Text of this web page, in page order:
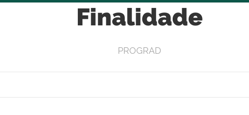
Finalidade
PROGRAD